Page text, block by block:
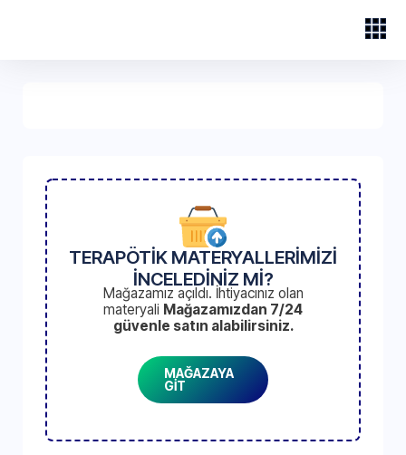
TERAPÖTİK MATERYALLERİMİZİ
İNCELEDİNİZ Mİ?
Mağazamız açıldı. İhtiyacınız olan
materyali Mağazamızdan 7/24
güvenle satın alabilirsiniz.
MAĞAZAYA
GİT